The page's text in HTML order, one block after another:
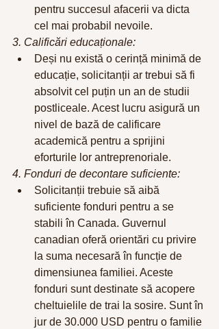
pentru succesul afacerii va dicta
cel mai probabil nevoile.
3. Calificări educaționale:
Deși nu există o cerință minimă de
educație, solicitanții ar trebui să fi
absolvit cel puțin un an de studii
postliceale. Acest lucru asigură un
nivel de bază de calificare
academică pentru a sprijini
eforturile lor antreprenoriale.
4. Fonduri de decontare suficiente:
Solicitanții trebuie să aibă
suficiente fonduri pentru a se
stabili în Canada. Guvernul
canadian oferă orientări cu privire
la suma necesară în funcție de
dimensiunea familiei. Aceste
fonduri sunt destinate să acopere
cheltuielile de trai la sosire. Sunt în
jur de 30.000 USD pentru o familie